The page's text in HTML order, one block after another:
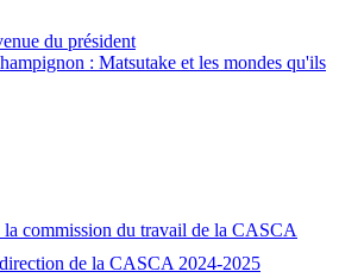
du président
: Matsutake et les mondes qu'ils
la commission du travail de la CASCA
de la CASCA 2024-2025